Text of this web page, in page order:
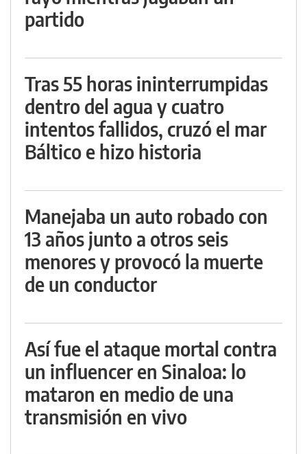
partido
Tras 55 horas ininterrumpidas
dentro del agua y cuatro
intentos fallidos, cruzó el mar
Báltico e hizo historia
Manejaba un auto robado con
13 años junto a otros seis
menores y provocó la muerte
de un conductor
Así fue el ataque mortal contra
un influencer en Sinaloa: lo
mataron en medio de una
transmisión en vivo